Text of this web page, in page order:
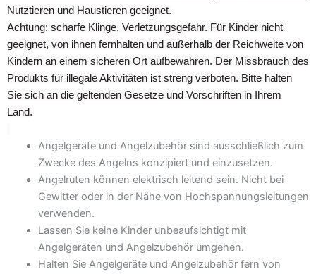
Nutztieren und Haustieren geeignet.
Achtung: scharfe Klinge, Verletzungsgefahr. Für Kinder nicht
geeignet, von ihnen fernhalten und außerhalb der Reichweite von
Kindern an einem sicheren Ort aufbewahren. Der Missbrauch des
Produkts für illegale Aktivitäten ist streng verboten. Bitte halten
Sie sich an die geltenden Gesetze und Vorschriften in Ihrem
Land.
Angelgeräte und Angelzubehör sind ausschließlich zum
Zwecke des Angelns konzipiert und einzusetzen.
Angelruten können elektrisch leitend sein. Nicht bei
Gewitter oder in der Nähe von Hochspannungsleitungen
verwenden.
Lassen Sie keine Kinder unbeaufsichtigt mit
Angelgeräten und Angelzubehör umgehen.
Halten Sie Angelgeräte und Angelzubehör fern von